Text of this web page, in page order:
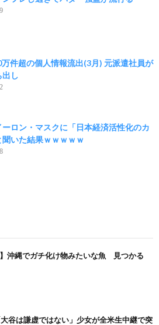
万件超の個人情報流出(3月) 元派遣社員が
出し
ーロン・マスクに「日本経済活性化のカ
いた結果ｗｗｗｗｗ
】沖縄でガチ化け物みたいな魚 見つかる
大谷は謙虚ではない」少女が全米生中継で突